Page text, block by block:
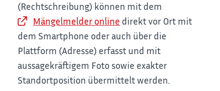
(Rechtschreibung) können mit dem
Mängelmelder online direkt vor Ort mit
dem Smartphone oder auch über die
Plattform (Adresse) erfasst und mit
aussagekräftigem Foto sowie exakter
Standortposition übermittelt werden.